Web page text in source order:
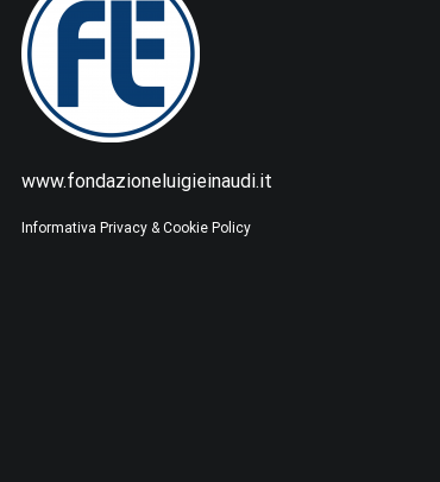
www.fondazioneluigieinaudi.it
Informativa Privacy & Cookie Policy